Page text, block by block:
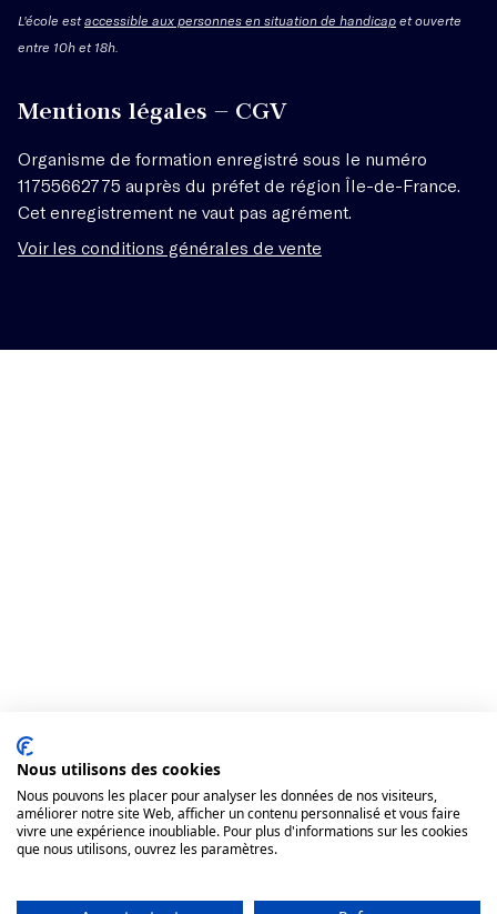
L'école estaccessible aux personnes en situation de handicap et ouverte
entre 10h et 18h.
Mentions légales – CGV
Organisme de formation enregistré sous le numéro
11755662775 auprès du préfet de région Île-de-France.
Cet enregistrement ne vaut pas agrément.
Voir les conditions générales de vente
Nous utilisons des cookies
Nous pouvons les placer pour analyser les données de nos visiteurs,
améliorer notre site Web, afficher un contenu personnalisé et vous faire
vivre une expérience inoubliable. Pour plus d'informations sur les cookies
que nous utilisons, ouvrez les paramètres.